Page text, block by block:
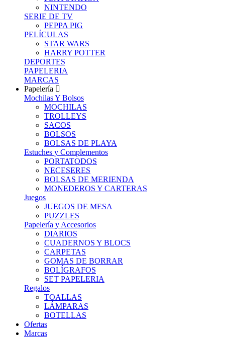
NINTENDO
SERIE DE TV
PEPPA PIG
PELÍCULAS
STAR WARS
HARRY POTTER
DEPORTES
PAPELERIA
MARCAS
Papelería
Mochilas Y Bolsos
MOCHILAS
TROLLEYS
SACOS
BOLSOS
BOLSAS DE PLAYA
Estuches y Complementos
PORTATODOS
NECESERES
BOLSAS DE MERIENDA
MONEDEROS Y CARTERAS
Juegos
JUEGOS DE MESA
PUZZLES
Papelería y Accesorios
DIARIOS
CUADERNOS Y BLOCS
CARPETAS
GOMAS DE BORRAR
BOLÍGRAFOS
SET PAPELERIA
Regalos
TOALLAS
LÁMPARAS
BOTELLAS
Ofertas
Marcas